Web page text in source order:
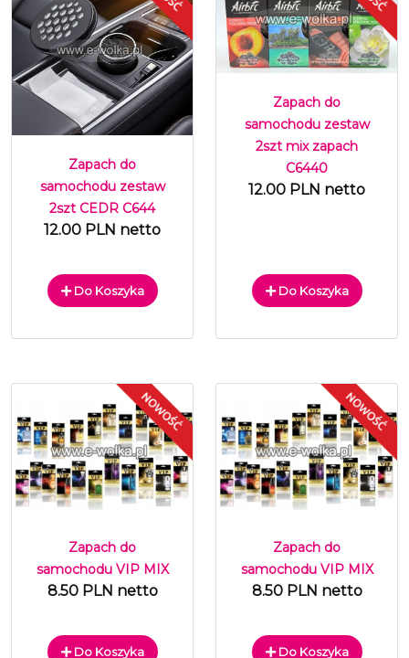
Zapach do
samochodu zestaw
2szt CEDR C644
12.00 PLN netto
Do Koszyka
Zapach do
samochodu zestaw
2szt mix zapach
C6440
12.00 PLN netto
Do Koszyka
Zapach do
samochodu VIP MIX
8.50 PLN netto
Do Koszyka
Zapach do
samochodu VIP MIX
8.50 PLN netto
Do Koszyka